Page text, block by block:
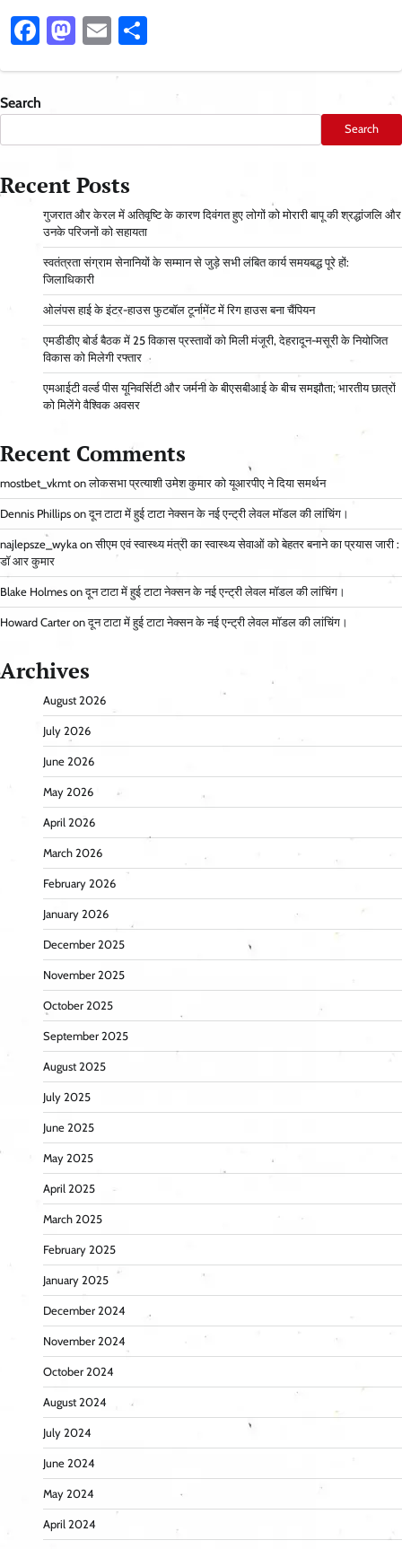
Facebook
Mastodon
Email
Search
Search
Recent Posts
गुजरात और केरल में अतिवृष्टि के कारण दिवंगत हुए लोगों को मोरारी बापू की श्रद्धांजलि और
उनके परिजनों को सहायता
स्वतंत्रता संग्राम सेनानियों के सम्मान से जुड़े सभी लंबित कार्य समयबद्ध पूरे हों:
जिलाधिकारी
ओलंपस हाई के इंटर-हाउस फुटबॉल टूर्नामेंट में रिग हाउस बना चैंपियन
एमडीडीए बोर्ड बैठक में 25 विकास प्रस्तावों को मिली मंजूरी, देहरादून-मसूरी के नियोजित
विकास को मिलेगी रफ्तार
एमआईटी वर्ल्ड पीस यूनिवर्सिटी और जर्मनी के बीएसबीआई के बीच समझौता; भारतीय छात्रों
को मिलेंगे वैश्विक अवसर
Recent Comments
mostbet_vkmt onलोकसभा प्रत्याशी उमेश कुमार को यूआरपीए ने दिया समर्थन
Dennis Phillips onदून टाटा में हुई टाटा नेक्सन के नई एन्ट्री लेवल मॉडल की लांचिंग।
najlepsze_wyka onसीएम एवं स्वास्थ्य मंत्री का स्वास्थ्य सेवाओं को बेहतर बनाने का प्रयास जारी :
डॉ आर कुमार
Blake Holmes onदून टाटा में हुई टाटा नेक्सन के नई एन्ट्री लेवल मॉडल की लांचिंग।
Howard Carter onदून टाटा में हुई टाटा नेक्सन के नई एन्ट्री लेवल मॉडल की लांचिंग।
Archives
August 2026
July 2026
June 2026
May 2026
April 2026
March 2026
February 2026
January 2026
December 2025
November 2025
October 2025
September 2025
August 2025
July 2025
June 2025
May 2025
April 2025
March 2025
February 2025
January 2025
December 2024
November 2024
October 2024
August 2024
July 2024
June 2024
May 2024
April 2024